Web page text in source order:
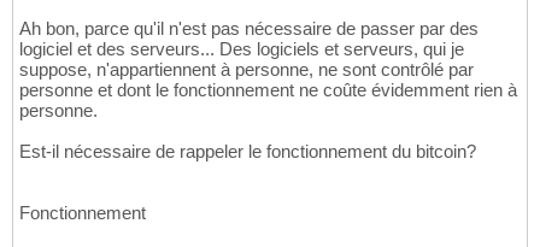
Ah bon, parce qu'il n'est pas nécessaire de passer par des
logiciel et des serveurs... Des logiciels et serveurs, qui je
suppose, n'appartiennent à personne, ne sont contrôlé par
personne et dont le fonctionnement ne coûte évidemment rien à
personne.
Est-il nécessaire de rappeler le fonctionnement du bitcoin?
Fonctionnement